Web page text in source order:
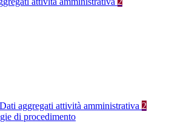
Dati aggregati attività amministrativa 2
di procedimento